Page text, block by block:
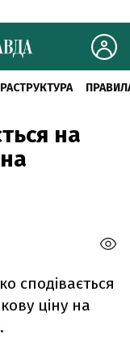
на
сподівається
ціну на